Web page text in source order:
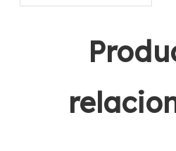
importantes al
trefiladora de latón
EDM?